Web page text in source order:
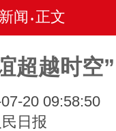
闻 • 正文
超越时空”
20 09:58:50
日报